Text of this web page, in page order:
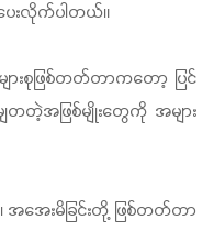
ေးလိုက်ပါတယ်။
စုဖြစ်တတ်တာကတော့ ပြင်
တတဲ့အဖြစ်မျိုးတွေကို အများ
၊ အအေးမိခြင်းတို့ ဖြစ်တတ်တာ